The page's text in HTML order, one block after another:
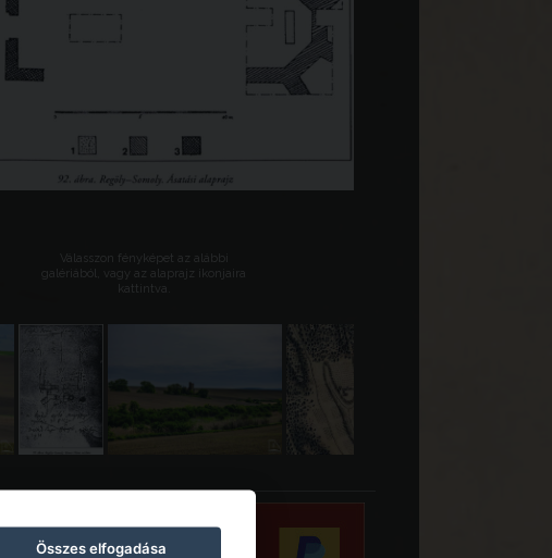
Válasszon fényképet az alábbi
galériából, vagy az alaprajz ikonjaira
kattintva.
Összes elfogadása